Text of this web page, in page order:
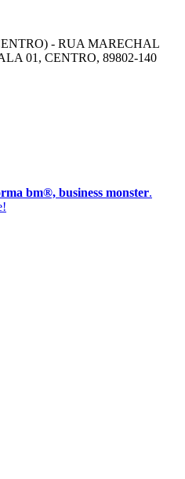
- RUA MARECHAL
01, CENTRO, 89802-140
bm®, business monster.